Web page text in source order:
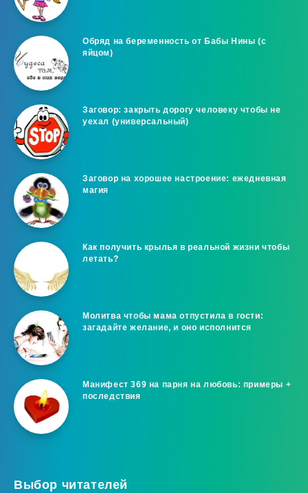
Обряд на беременность от Бабы Нины (с
яйцом)
Заговор: закрыть дорогу человеку чтобы не
уехал (универсальный)
Заговор на хорошее настроение: ежедневная
магия
Как получить крылья в реальной жизни чтобы
летать?
Молитва чтобы мама отпустила в гости:
загадайте желание, и оно исполнится
Манифест 369 на парня на любовь: примеры +
последствия
Выбор читателей